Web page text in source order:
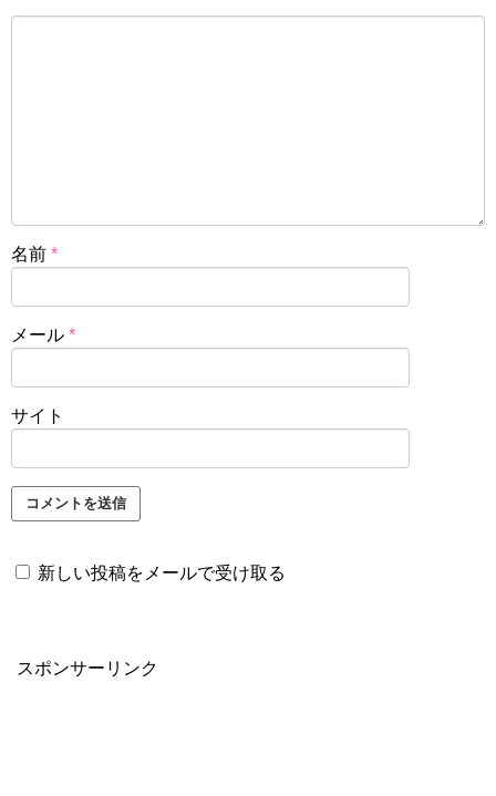
名前 *
メール *
サイト
新しい投稿をメールで受け取る
スポンサーリンク